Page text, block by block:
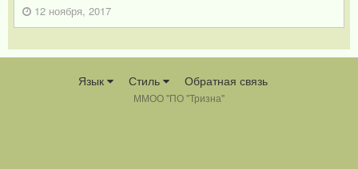
12 ноября, 2017
Язык Стиль Обратная связь
ММОО "ПО "Тризна"